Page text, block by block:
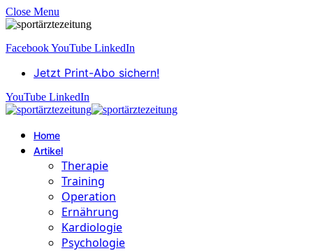
Close Menu
FacebookYouTube LinkedIn
Jetzt Print-Abo sichern!
YouTube LinkedIn
Home
Artikel
Therapie
Training
Operation
Ernährung
Kardiologie
Psychologie